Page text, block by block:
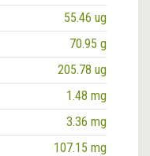
55.46 ug
70.95 g
205.78 ug
1.48 mg
3.36 mg
107.15 mg